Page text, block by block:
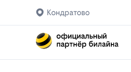
Кондратово